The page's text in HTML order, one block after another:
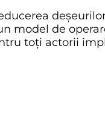
model de
toți actorii